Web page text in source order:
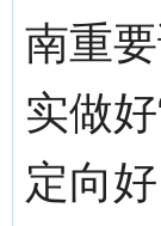
南重
实做
定向